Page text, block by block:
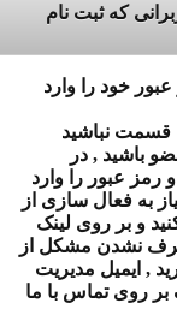
که ثبت نام
خود را وارد
قسمت نباشید
باشید , در
رمز عبور را وارد
به فعال سازی از
و بر روی لینک
نشدن مشکل از
, ایمیل مدیریت
بر روی تماس با ما